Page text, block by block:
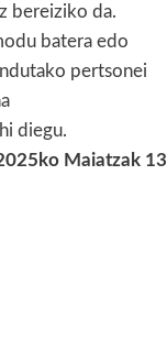
bereiziko da.
batera edo
pertsonei
diegu.
Maiatzak 13